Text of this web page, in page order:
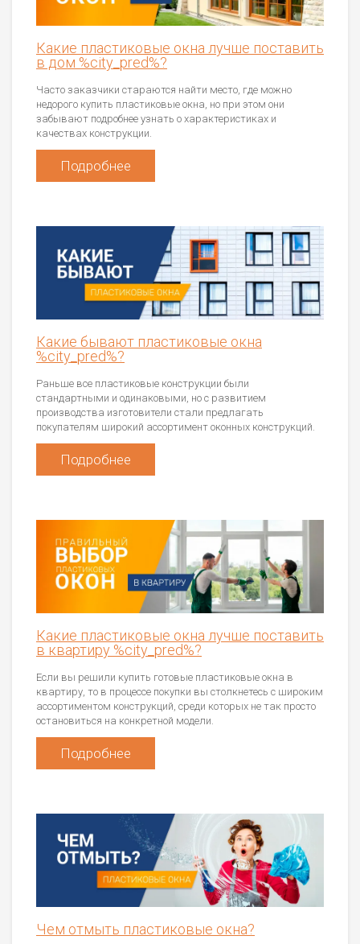
Какие пластиковые окна лучше поставить
в дом %city_pred%?
Часто заказчики стараются найти место, где можно
недорого купить пластиковые окна, но при этом они
забывают подробнее узнать о характеристиках и
качествах конструкции.
Подробнее
Какие бывают пластиковые окна
%city_pred%?
Раньше все пластиковые конструкции были
стандартными и одинаковыми, но с развитием
производства изготовители стали предлагать
покупателям широкий ассортимент оконных конструкций.
Подробнее
Какие пластиковые окна лучше поставить
в квартиру %city_pred%?
Если вы решили купить готовые пластиковые окна в
квартиру, то в процессе покупки вы столкнетесь с широким
ассортиментом конструкций, среди которых не так просто
остановиться на конкретной модели.
Подробнее
Чем отмыть пластиковые окна?